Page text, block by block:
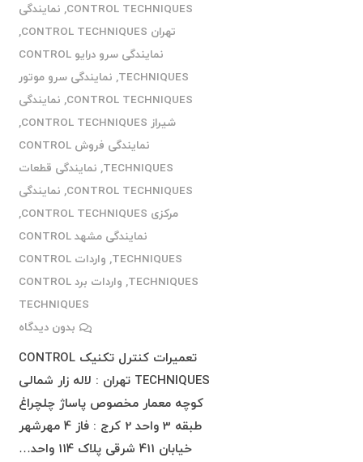
CONTROL TECHNIQUES
, نمایندگی
تهران CONTROL TECHNIQUES
,
نمایندگی سرو درایو CONTROL
TECHNIQUES
, نمایندگی سرو موتور
CONTROL TECHNIQUES
, نمایندگی
شیراز CONTROL TECHNIQUES
,
نمایندگی فروش CONTROL
TECHNIQUES
, نمایندگی قطعات
CONTROL TECHNIQUES
, نمایندگی
مرکزی CONTROL TECHNIQUES
,
نمایندگی مشهد CONTROL
TECHNIQUES
,
واردات CONTROL
TECHNIQUES
,
واردات برد CONTROL
TECHNIQUES
بدون دیدگاه
تعمیرات کنترل تکنیک CONTROL
TECHNIQUES تهران : لاله زار شمالی
کوچه معمار مخصوص پاساژ چلچراغ
طبقه 3 واحد 2 کرج : فاز 4 مهرشهر
خیابان 411 شرقی پلاک 114 واحد…